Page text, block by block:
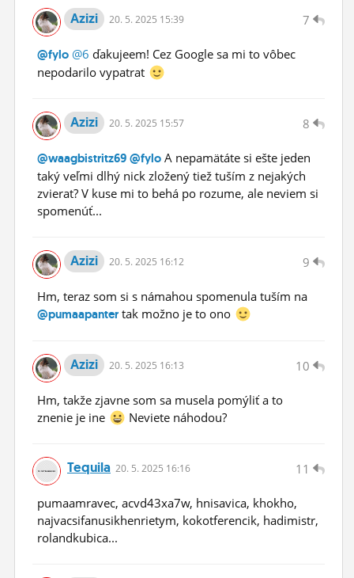
7
Azizi 20. 5. 2025 15:39
@fylo @6 ďakujeem! Cez Google sa mi to vôbec
nepodarilo vypatrat
8
Azizi 20. 5. 2025 15:57
@waagbistritz69 @fylo A nepamätáte si ešte jeden
taký veľmi dlhý nick zložený tiež tuším z nejakých
zvierat? V kuse mi to behá po rozume, ale neviem si
spomenúť...
9
Azizi 20. 5. 2025 16:12
Hm, teraz som si s námahou spomenula tuším na
@pumaapanter tak možno je to ono
10
Azizi 20. 5. 2025 16:13
Hm, takže zjavne som sa musela pomýliť a to
znenie je ine
Neviete náhodou?
11
Tequila 20. 5. 2025 16:16
pumaamravec, acvd43xa7w, hnisavica, khokho,
najvacsifanusikhenrietym, kokotferencik, hadimistr,
rolandkubica...